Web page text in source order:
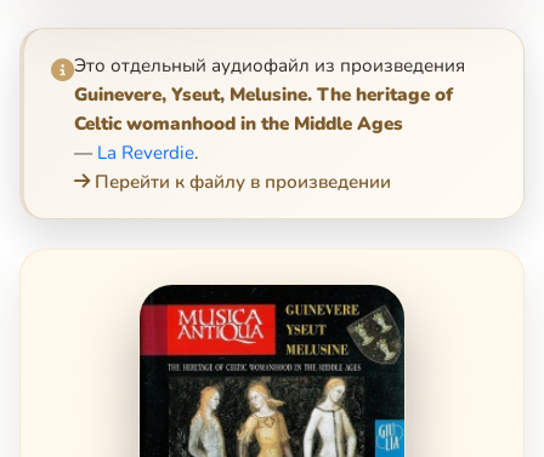
Это отдельный аудиофайл из произведения
Guinevere, Yseut, Melusine. The heritage of
Celtic womanhood in the Middle Ages
— La Reverdie.
Перейти к файлу в произведении